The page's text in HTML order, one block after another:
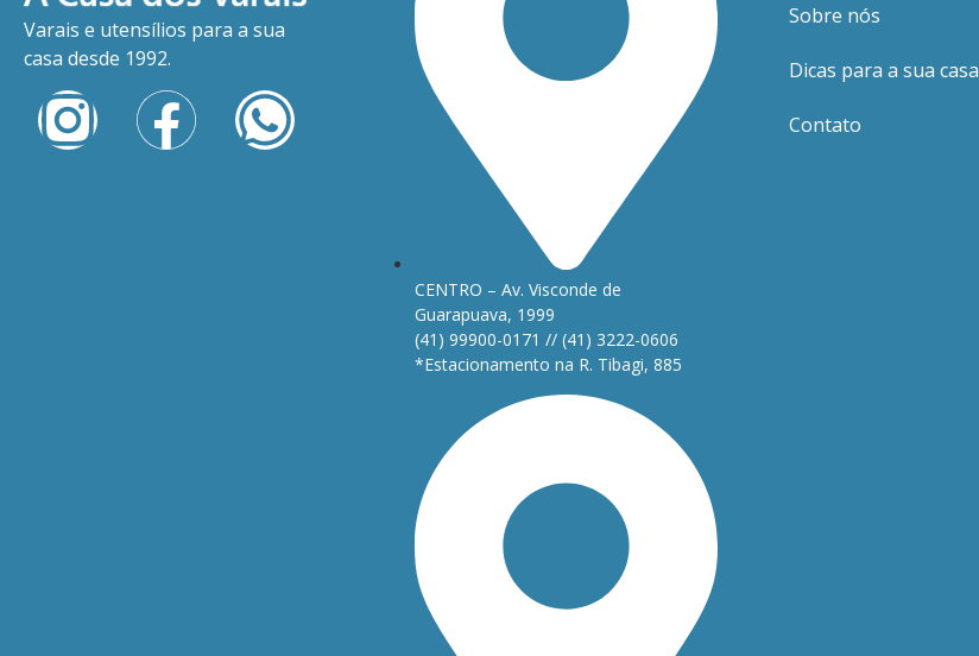
Varais e utensílios para a sua
casa desde 1992.
CENTRO – Av. Visconde de
Guarapuava, 1999
(41) 99900-0171 // (41) 3222-0606
*Estacionamento na R. Tibagi, 885
Sobre nós
Dicas para a sua casa
Contato